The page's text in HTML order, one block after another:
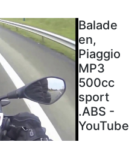
Balade
en,
Piaggio
MP3
500cc
sport
.ABS -
YouTube